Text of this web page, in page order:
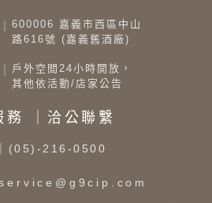
600006 嘉義市西區中山
路616號 (嘉義舊酒廠)
戶外空間24小時開放，
其他依活動/店家公告
務 ｜洽公聯繫
(05)-216-0500